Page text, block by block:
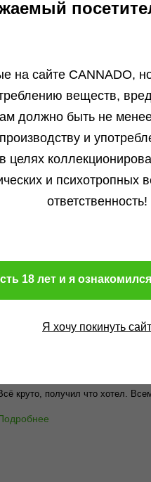
сорт
сатива
1 семя
семян
19
нет
круто, получил что хотел.
на сайте СANNADO,
веществ,
должно быть не
и
целях
и психотропных
ответственность!
18 лет и я
Я хочу покинуть сайт